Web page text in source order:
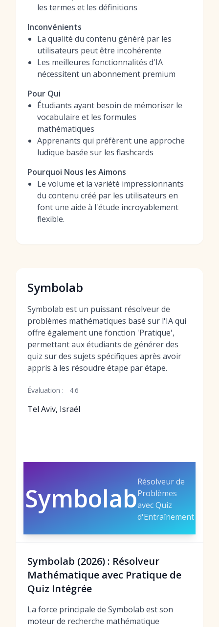
les termes et les définitions
Inconvénients
La qualité du contenu généré par les
utilisateurs peut être incohérente
Les meilleures fonctionnalités d'IA
nécessitent un abonnement premium
Pour Qui
Étudiants ayant besoin de mémoriser le
vocabulaire et les formules
mathématiques
Apprenants qui préfèrent une approche
ludique basée sur les flashcards
Pourquoi Nous les Aimons
Le volume et la variété impressionnants
du contenu créé par les utilisateurs en
font une aide à l'étude incroyablement
flexible.
Symbolab
Symbolab est un puissant résolveur de
problèmes mathématiques basé sur l'IA qui
offre également une fonction 'Pratique',
permettant aux étudiants de générer des
quiz sur des sujets spécifiques après avoir
appris à les résoudre étape par étape.
Évaluation : 4.6
Tel Aviv, Israël
Symbolab
Résolveur de
Problèmes
avec Quiz
d'Entraînement
Symbolab (2026) : Résolveur
Mathématique avec Pratique de
Quiz Intégrée
La force principale de Symbolab est son
moteur de recherche mathématique